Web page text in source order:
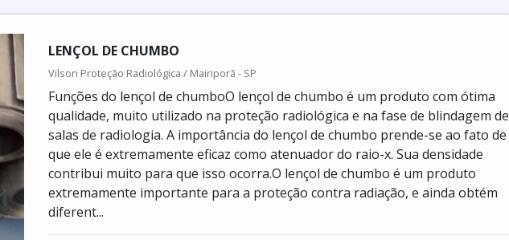
LENÇOL DE CHUMBO
Vilson Proteção Radiológica / Mairiporã - SP
Funções do lençol de chumboO lençol de chumbo é um produto com ótima
qualidade, muito utilizado na proteção radiológica e na fase de blindagem de
salas de radiologia. A importância do lençol de chumbo prende-se ao fato de
que ele é extremamente eficaz como atenuador do raio-x. Sua densidade
contribui muito para que isso ocorra.O lençol de chumbo é um produto
extremamente importante para a proteção contra radiação, e ainda obtém
diferent...